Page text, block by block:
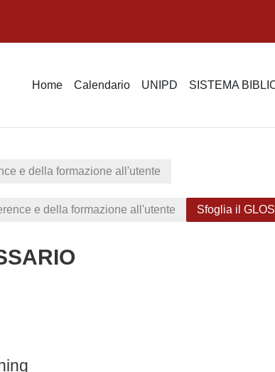
Home Calendario UNIPD SISTEMA
e della formazione all'utente
e della formazione all'utente Sfoglia il